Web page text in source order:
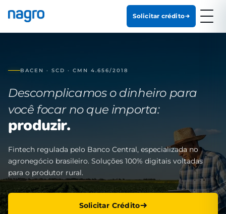
Solicitar crédito
BACEN · SCD · CMN 4.656/2018
Descomplicamos o dinheiro para
você focar no que importa:
produzir.
Fintech regulada pelo Banco Central, especializada no
agronegócio brasileiro. Soluções 100% digitais voltadas
para o produtor rural.
Solicitar Crédito